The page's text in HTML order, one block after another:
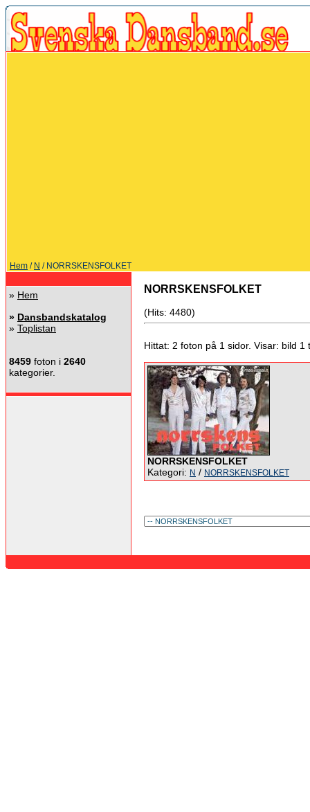
Hem / N / NORRSKENSFOLKET
» Hem
» Dansbandskatalog
» Toplistan
8459 foton i 2640
kategorier.
NORRSKENSFOLKET
(Hits: 4480)
Hittat: 2 foton på 1 sidor. Visar: bild 1
NORRSKENSFOLKET
Kategori: N / NORRSKENSFOLKET